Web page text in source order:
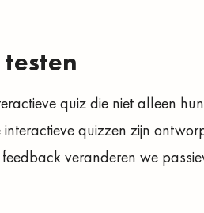
quiz die niet alleen
quizzen zijn
veranderen we